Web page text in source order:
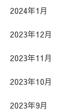
2024年1月
2023年12月
2023年11月
2023年10月
2023年9月